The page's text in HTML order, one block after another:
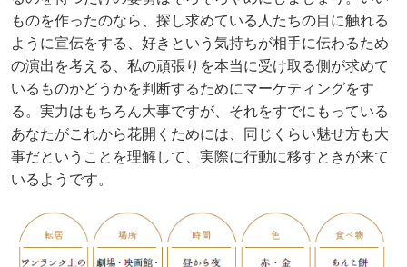
ものを作ったのなら、探し求めている人たちの目に触れる
ように宣伝をする、好きという気持ちが相手に伝わるため
の演出を考える、私の頑張りを本当に受け取る側が求めて
いるものかどうかを判断するためにマーケティングをす
る。実力はもちろん大事ですが、それをすでにもっている
あなたがこれから花開くためには、同じくらい魅せ方も大
事だということを理解して、実際に行動に移すときが来て
いるようです。